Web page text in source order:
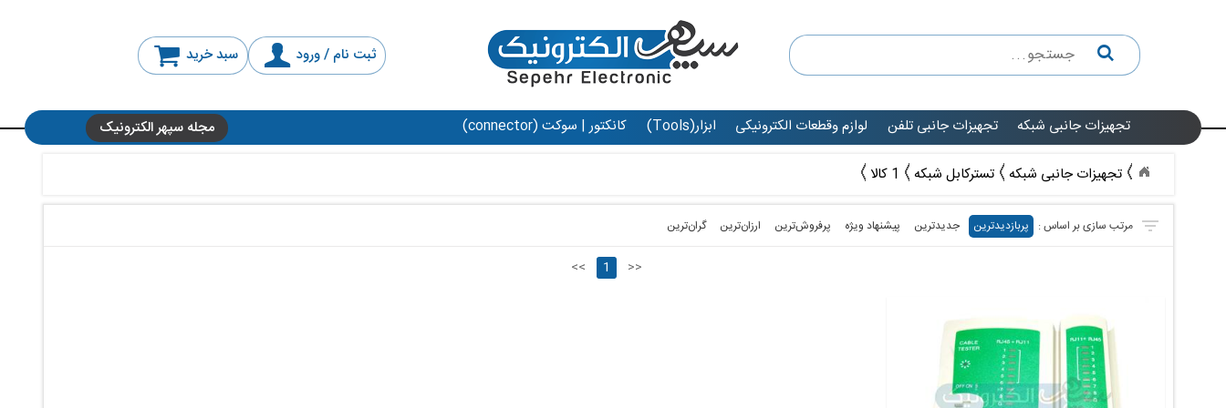
ثبت نام / ورود سبد خرید
تجهیزات جانبی شبکه تجهیزات جانبی تلفن لوازم وقطعات الکترونیکی ابزار(Tools) کانکتور | سوکت (connector) مجله سپهر الکترونیک
تجهیزات جانبی شبکه تسترکابل شبکه 1 کالا
پربازدیدترین جدیدترین پیشنهاد ویژه پرفروش‌ترین‌ ارزان‌ترین گران‌ترین
<< 1 >>